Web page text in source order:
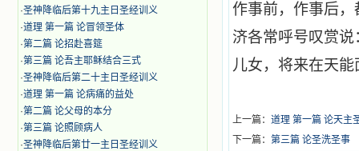
·圣神降临后第十九主日圣经训义
·道理 第一篇 论冒领圣体
·第二篇 论招赴喜筵
·第三篇 论吾主耶稣结合三式
·圣神降临后第二十主日圣经训义
·道理 第一篇 论病痛的益处
·第二篇 论父母的本分
·第三篇 论照顾病人
·圣神降临后第廿一主日圣经训义
作事前，作事后
济各常呼号叹赏
儿女，将来在天
上一篇： 道理 第一篇 论天主
下一篇： 第三篇 论圣洗圣事